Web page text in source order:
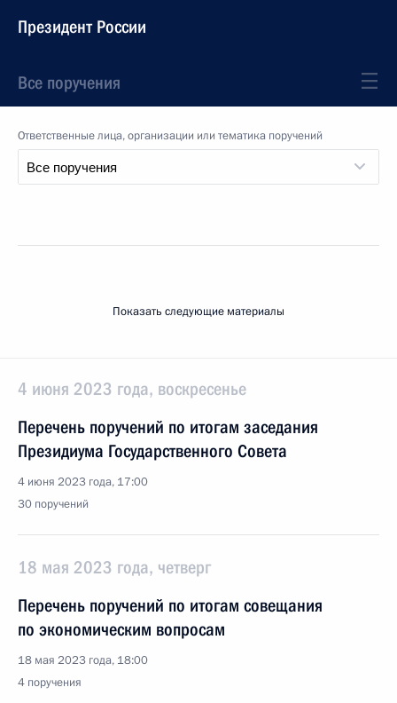
Президент России
Все поручения
Ответственные лица, организации или тематика поручений
Показать следующие материалы
4 июня 2023 года, воскресенье
Перечень поручений по итогам заседания
Президиума Государственного Совета
4 июня 2023 года, 17:00
30 поручений
18 мая 2023 года, четверг
Перечень поручений по итогам совещания
по экономическим вопросам
18 мая 2023 года, 18:00
4 поручения